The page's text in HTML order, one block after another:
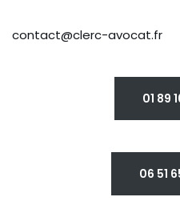
contact@clerc-avocat.fr
01 89
06 51